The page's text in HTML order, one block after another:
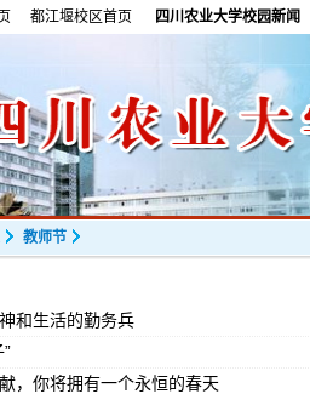
都江堰校区首页 四川农业大学校园新闻
教师节
和生活的勤务兵
，你将拥有一个永恒的春天